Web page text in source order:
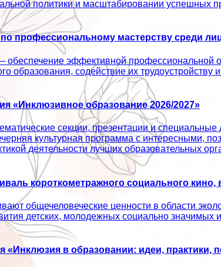
политики и масштабировании
профессиональному мастерству среди
обеспечение эффективной
образования, содействие их
«Инклюзивное образование 2026/2027»
секции, презентации и
культурная программа с интересными,
деятельности лучших образовательных
короткометражного социального
общечеловеческие ценности в области
детских, молодежных социально
«Инклюзия в образовании: идеи, практики,